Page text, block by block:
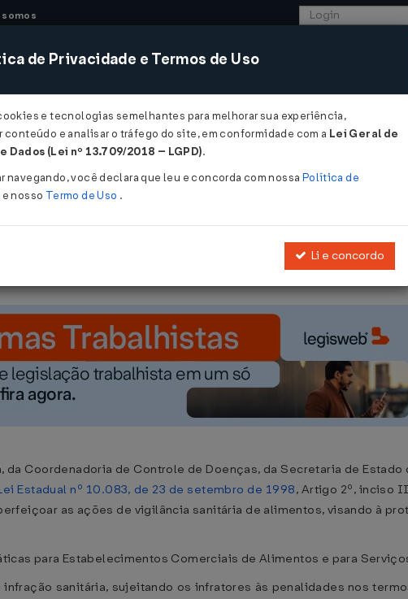
somos
CONSULTORIA SISTEMAS COMÉRCIO EXTERIOR
Paulo
boas práticas para estabelecimentos comerciais de alimentos e para
Coordenadoria de Controle de Doenças, da Secretaria de Estado
Estadual nº 10.083, de 23 de setembro de 1998, Artigo 2º, inciso
as ações de vigilância sanitária de alimentos, visando à
para Estabelecimentos Comerciais de Alimentos e para
sanitária, sujeitando os infratores às penalidades nos
de Privacidade e Termos de Uso
e tecnologias semelhantes para melhorar sua experiência,
conteúdo e analisar o tráfego do site, em conformidade com a Lei Geral de
Dados (Lei nº 13.709/2018 – LGPD).
navegando, você declara que leu e concorda com nossa Política de
e nosso Termo de Uso .
Li e concordo